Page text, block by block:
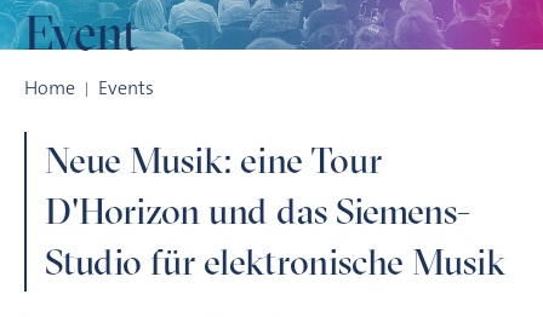
Event
Home Events
Neue Musik: eine Tour
D'Horizon und das Siemens-
Studio für elektronische Musik